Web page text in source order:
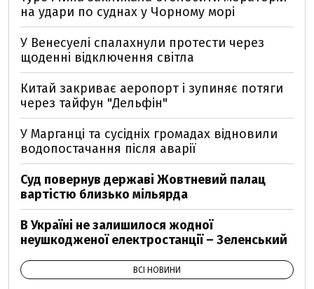
на удари по суднах у Чорному морі
У Венесуелі спалахнули протести через
щоденні відключення світла
Китай закриває аеропорт і зупиняє потяги
через тайфун "Дельфін"
У Марганці та сусідніх громадах відновили
водопостачання після аварії
Суд повернув державі Жовтневий палац
вартістю близько мільярда
В Україні не залишилося жодної
неушкодженої електростанції – Зеленський
ВСІ НОВИНИ